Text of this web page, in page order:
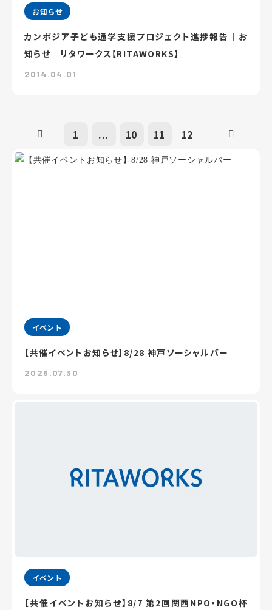
お知らせ
カンボジア子ども通学支援プロジェクト進捗報告｜お
知らせ｜リタワークス【RITAWORKS】
2014.04.01
1 ... 10 11 12
イベント
【共催イベントお知らせ】8/28 神戸ソーシャルバー
2026.07.30
イベント
【共催イベントお知らせ】8/7 第2回関西NPO・NGO杯